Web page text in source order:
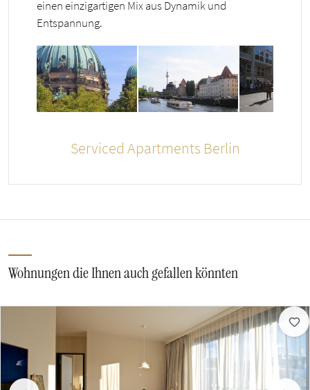
einen einzigartigen Mix aus Dynamik und
Entspannung.
Serviced Apartments Berlin
Wohnungen die Ihnen auch gefallen könnten